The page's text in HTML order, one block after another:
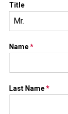
Title
Mr.
Name*
Last Name*